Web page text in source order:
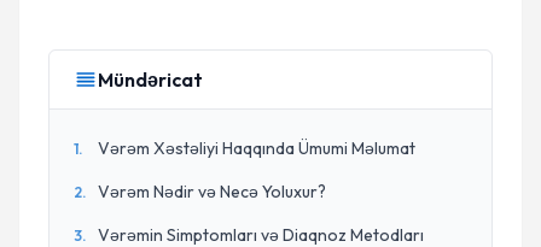
Mündəricat
1. Vərəm Xəstəliyi Haqqında Ümumi Məlumat
2. Vərəm Nədir və Necə Yoluxur?
3. Vərəmin Simptomları və Diaqnoz Metodları